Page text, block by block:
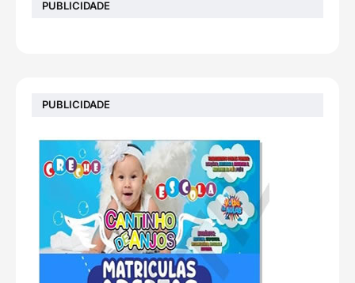
PUBLICIDADE
PUBLICIDADE